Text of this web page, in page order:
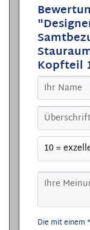
Kopfteil
Die mit einem